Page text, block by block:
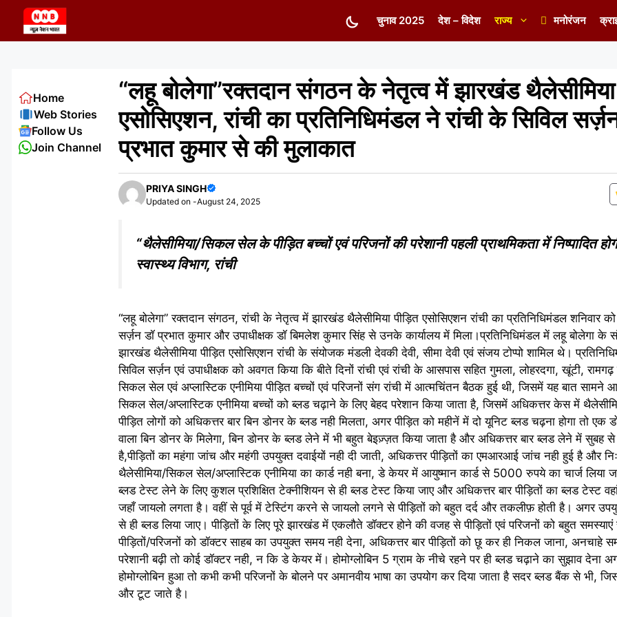
content
चुनाव 2025 देश – विदेश राज्य मनोरंजन
“लहू बोलेगा”रक्तदान संगठन के नेतृत्व में झारखंड थैलेसीमिया
एसोसिएशन, रांची का प्रतिनिधिमंडल ने रांची के सिविल
प्रभात कुमार से की मुलाकात
PRIYA SINGH
Updated on -August 24, 2025
“थैलेसीमिया/सिकल सेल के पीड़ित बच्चों एवं परिजनों की परेशानी पहली प्राथमिकता में निष्पादित
स्वास्थ्य विभाग, रांची
“लहू बोलेगा” रक्तदान संगठन, रांची के नेतृत्व में झारखंड थैलेसीमिया पीड़ित एसोसिएशन रांची का प्रतिनिधिमंडल शनिवार
सर्ज़न डॉ प्रभात कुमार और उपाधीक्षक डॉ बिमलेश कुमार सिंह से उनके कार्यालय में मिला।प्रतिनिधिमंडल में लहू बोलेगा के
झारखंड थैलेसीमिया पीड़ित एसोसिएशन रांची के संयोजक मंडली देवकी देवी, सीमा देवी एवं संजय टोप्पो शामिल थे।
सिविल सर्ज़न एवं उपाधीक्षक को अवगत किया कि बीते दिनों रांची एवं रांची के आसपास सहित गुमला, लोहरदगा, खूंटी,
सिकल सेल एवं अप्लास्टिक एनीमिया पीड़ित बच्चों एवं परिजनों संग रांची में आत्मचिंतन बैठक हुई थी, जिसमें यह बात सामने
सिकल सेल/अप्लास्टिक एनीमिया बच्चों को ब्लड चढ़ाने के लिए बेहद परेशान किया जाता है, जिसमें अधिकत्तर केस में
पीड़ित लोगों को अधिकत्तर बार बिन डोनर के ब्लड नही मिलता, अगर पीड़ित को महीनें में दो यूनिट ब्लड चढ़ना होगा तो एक
वाला बिन डोनर के मिलेगा, बिन डोनर के ब्लड लेने में भी बहुत बेइज़्ज़त किया जाता है और अधिकत्तर बार ब्लड लेने में सुबह से
है,पीड़ितों का महंगा जांच और महंगी उपयुक्त दवाईयों नही दी जाती, अधिकत्तर पीड़ितों का एमआरआई जांच नही हुई है और
थैलेसीमिया/सिकल सेल/अप्लास्टिक एनीमिया का कार्ड नही बना, डे केयर में आयुष्मान कार्ड से 5000 रुपये का चार्ज लिया
ब्लड टेस्ट लेने के लिए कुशल प्रशिक्षित टेक्नीशियन से ही ब्लड टेस्ट किया जाए और अधिकत्तर बार पीड़ितों का ब्लड टेस्ट
जहाँ जायलो लगता है। वहीं से पूर्व में टेस्टिंग करने से जायलो लगने से पीड़ितों को बहुत दर्द और तकलीफ़ होती है। अगर
से ही ब्लड लिया जाए। पीड़ितों के लिए पूरे झारखंड में एकलौते डॉक्टर होने की वजह से पीड़ितों एवं परिजनों को बहुत
पीड़ितों/परिजनों को डॉक्टर साहब का उपयुक्त समय नही देना, अधिकत्तर बार पीड़ितों को छू कर ही निकल जाना, अनचाहे
परेशानी बढ़ी तो कोई डॉक्टर नही, न कि डे केयर में। होमोग्लोबिन 5 ग्राम के नीचे रहने पर ही ब्लड चढ़ाने का सुझाव देना
होमोग्लोबिन हुआ तो कभी कभी परिजनों के बोलने पर अमानवीय भाषा का उपयोग कर दिया जाता है सदर ब्लड बैंक से भी,
और टूट जाते है।
Home
Web Stories
Follow Us
Join Channel